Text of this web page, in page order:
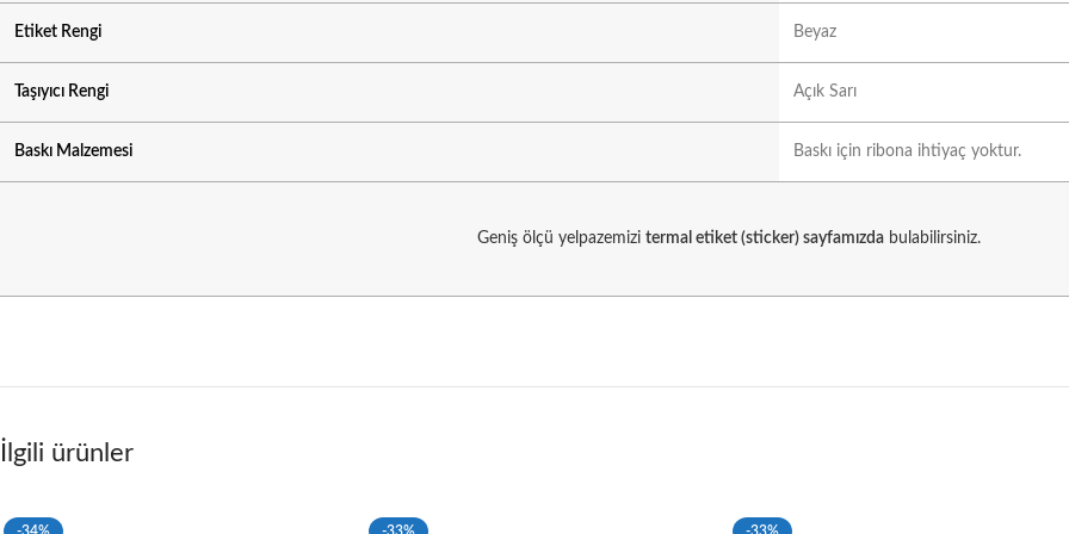
Etiket Rengi Beyaz
Taşıyıcı Rengi Açık Sarı
Baskı Malzemesi Baskı için ribona ihtiyaç yoktur.
Geniş ölçü yelpazemizi termal etiket (sticker) sayfamızda bulabilirsiniz.
İlgili ürünler